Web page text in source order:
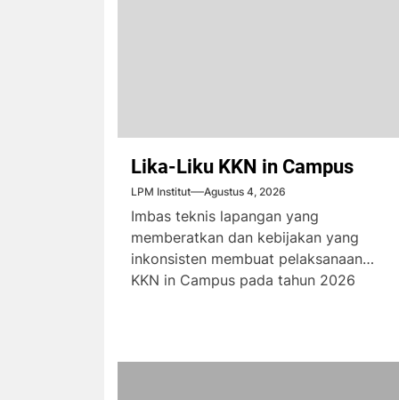
Lika-Liku KKN in Campus
LPM Institut Agustus 4, 2026
Imbas teknis lapangan yang
memberatkan dan kebijakan yang
inkonsisten membuat pelaksanaan
KKN in Campus pada tahun 2026